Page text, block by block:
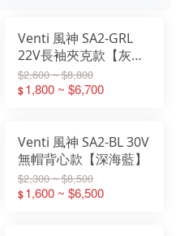
Venti 風神 SA2-GRL
22V長袖夾克款【灰
色】
$2,600 ~ $8,800
$1,800 ~ $6,700
Venti 風神 SA2-BL 30V
無帽背心款【深海藍】
$2,300 ~ $8,500
$1,600 ~ $6,500